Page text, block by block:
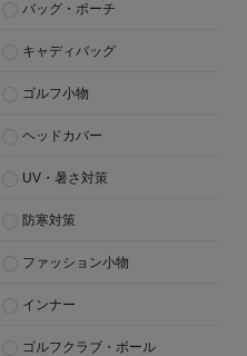
バッグ・ポーチ
キャディバッグ
ゴルフ小物
ヘッドカバー
UV・暑さ対策
防寒対策
ファッション小物
インナー
ゴルフクラブ・ボール